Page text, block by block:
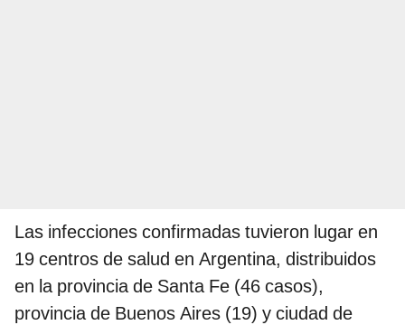
Las infecciones confirmadas tuvieron lugar en
19 centros de salud en Argentina, distribuidos
en la provincia de Santa Fe (46 casos),
provincia de Buenos Aires (19) y ciudad de